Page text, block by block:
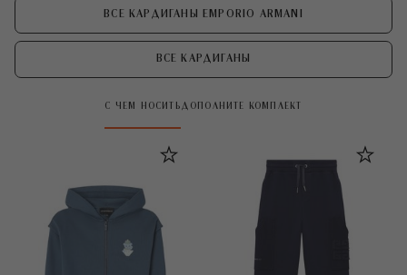
ВСЕ КАРДИГАНЫ EMPORIO ARMANI
ВСЕ КАРДИГАНЫ
С ЧЕМ НОСИТЬ ДОПОЛНИТЕ КОМПЛЕКТ